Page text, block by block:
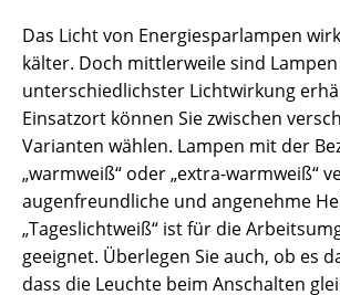
Das Licht von Energiesparlampen
kälter. Doch mittlerweile sind
unterschiedlichster Lichtwirkung
Einsatzort können Sie zwischen
Varianten wählen. Lampen mit der
„warmweiß“ oder „extra-warmweiß“
augenfreundliche und angenehme
„Tageslichtweiß“ ist für die
geeignet. Überlegen Sie auch, ob es
dass die Leuchte beim Anschalten